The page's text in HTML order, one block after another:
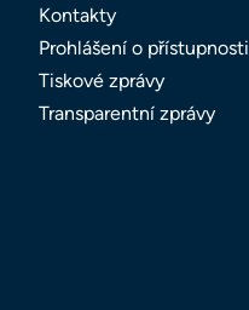
Kontakty
Prohlášení o přístupnosti
Tiskové zprávy
Transparentní zprávy